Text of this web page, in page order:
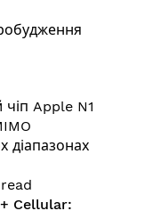
Apple N1
діапазонах
Cellular: